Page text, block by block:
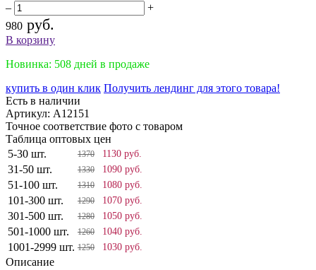
–
+
980 руб.
В корзину
Новинка: 508 дней в продаже
купить в один клик Получить лендинг для этого товара!
Есть в наличии
Артикул: A12151
Точное соответствие фото с товаром
Таблица оптовых цен
5-30 шт.
1370 1130 руб.
31-50 шт. 1330 1090 руб.
51-100 шт. 1310 1080 руб.
101-300 шт. 1290 1070 руб.
301-500 шт. 1280 1050 руб.
501-1000 шт. 1260 1040 руб.
1001-2999 шт. 1250 1030 руб.
Описание